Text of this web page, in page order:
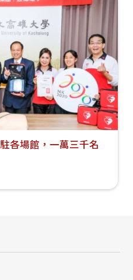
各場館，一萬三千名